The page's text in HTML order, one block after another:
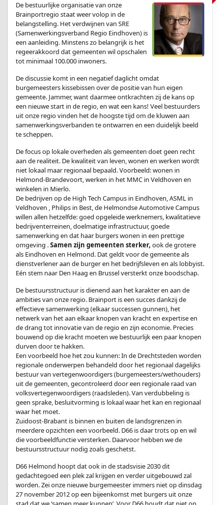
De bestuurlijke organisatie van onze
Brainportregio staat weer volop in de
belangstelling. Het verdwijnen van SRE
(Samenwerkingsverband Regio Eindhoven) is
een aanleiding. Minstens zo belangrijk is het
regeerakkoord dat gemeenten wil opschalen
tot minimaal 100.000 inwoners.
De discussie komt in een negatief daglicht omdat
burgemeesters kissebissen over de positie van hun eigen
gemeente. Jammer, want daarmee ontkrachten zij de kans op
een nieuwe start in de regio, en wat een kans! Veel bestuurders
uit onze regio vinden het de hoogste tijd om de kluwen aan
samenwerkingsverbanden te ontwarren en een duidelijk beeld
te scheppen.
De focus op lokale overheden als gemeenten doet geen recht
aan de realiteit. De kwaliteit van leven, wonen en werken wordt
niet lokaal maar regionaal bepaald. Voorbeeld: wonen in
Helmond-Brandevoort, werken in het MMC in Veldhoven en
winkelen in Mierlo.
De bedrijven op de High Tech Campus in Eindhoven, ASML in
Veldhoven , Philips in Best, de Helmondse Automotive Campus
willen allen hetzelfde: goed opgeleide werknemers, kwalitatieve
bedrijventerreinen, doelmatige infrastructuur, goede
samenwerking en dat haar burgers wonen in een prettige
omgeving .Samen zijn gemeenten sterker, ook de grotere
als Eindhoven en Helmond. Dat geldt voor de gemeente als
dienstverlener aan de burger en het bedrijfsleven en als lobbyist.
Eén stem naar Den Haag en Brussel versterkt onze boodschap.
De bestuursstructuur is dienend aan het karakter en aan de
ambities van onze regio. Brainport is een succes dankzij de
effectieve samenwerking (elkaar successen gunnen), het
netwerk van het aan elkaar knopen van kracht en expertise en
de drang tot innovatie van de regio en zijn economie. Precies
bouwend op die kracht moeten we bestuurlijk een paar knopen
durven door te hakken.
Een voorbeeld hoe het zou kunnen: In de Drechtsteden worden
regionale onderwerpen behandeld door het regionaal dagelijks
bestuur van vertegenwoordigers (burgemeesters/wethouders)
uit de gemeenten, gecontroleerd door een regionale raad van
volksvertegenwoordigers (raadsleden). Van verdubbeling is
geen sprake, besluitvorming is lokaal waar het kan en regionaal
waar het moet.
Zuidoost-Brabant is binnen en buiten de landsgrenzen in
meerdere opzichten een voorbeeld. D66 is daar trots op en wil
die voorbeeldfunctie versterken. Daarvoor hebben we de
bestuursstructuur nodig zoals geschetst.
D66 Helmond hoopt dat ook in de stadsvisie 2030 dit
gedachtegoed een plek zal krijgen en verder uitgebouwd zal
worden. Zei onze nieuwe burgemeester immers niet op dinsdag
27 november 2012 op een bijeenkomst met burgers uit onze